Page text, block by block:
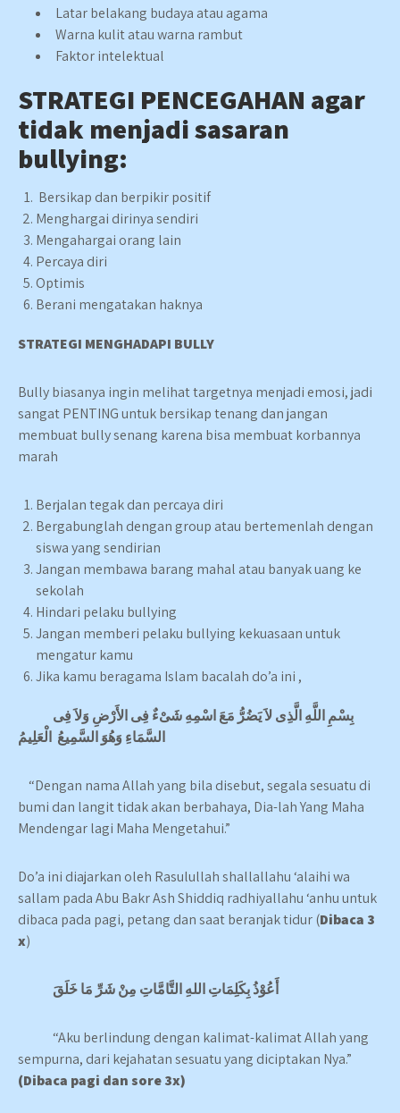
Latar belakang budaya atau agama
Warna kulit atau warna rambut
Faktor intelektual
STRATEGI PENCEGAHAN agar
tidak menjadi sasaran
bullying:
Bersikap dan berpikir positif
Menghargai dirinya sendiri
Mengahargai orang lain
Percaya diri
Optimis
Berani mengatakan haknya
STRATEGI MENGHADAPI BULLY
Bully biasanya ingin melihat targetnya menjadi emosi, jadi
sangat PENTING untuk bersikap tenang dan jangan
membuat bully senang karena bisa membuat korbannya
marah
Berjalan tegak dan percaya diri
Bergabunglah dengan group atau bertemenlah dengan
siswa yang sendirian
Jangan membawa barang mahal atau banyak uang ke
sekolah
Hindari pelaku bullying
Jangan memberi pelaku bullying kekuasaan untuk
mengatur kamu
Jika kamu beragama Islam bacalah do’a ini ,
السَّمَاءِ وَهُوَ السَّمِيعُ الْعَلِيمُ
“Dengan nama Allah yang bila disebut, segala sesuatu di
bumi dan langit tidak akan berbahaya, Dia-lah Yang Maha
Mendengar lagi Maha Mengetahui.”
Do’a ini diajarkan oleh Rasulullah shallallahu ‘alaihi wa
sallam pada Abu Bakr Ash Shiddiq radhiyallahu ‘anhu untuk
dibaca pada pagi, petang dan saat beranjak tidur (Dibaca 3
x)
أَعُوْذُ بِكَلِمَاتِ اللهِ التَّامَّاتِ مِنْ شَرِّ مَا خَلَقَ
“Aku berlindung dengan kalimat-kalimat Allah yang
sempurna, dari kejahatan sesuatu yang diciptakan Nya.”
(Dibaca pagi dan sore 3x)